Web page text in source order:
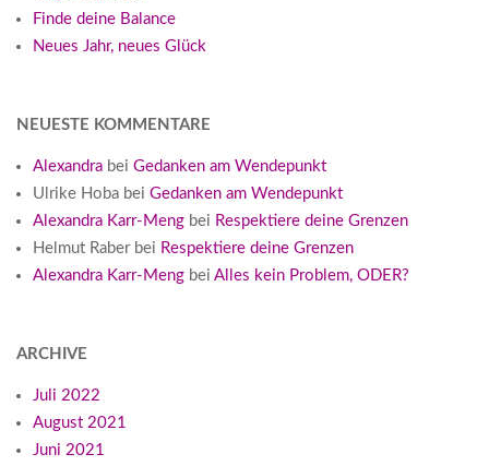
Finde deine Balance
Neues Jahr, neues Glück
NEUESTE KOMMENTARE
Alexandra bei Gedanken am Wendepunkt
Ulrike Hoba bei Gedanken am Wendepunkt
Alexandra Karr-Meng bei Respektiere deine Grenzen
Helmut Raberbei Respektiere deine Grenzen
Alexandra Karr-Meng bei Alles kein Problem, ODER?
ARCHIVE
Juli 2022
August 2021
Juni 2021